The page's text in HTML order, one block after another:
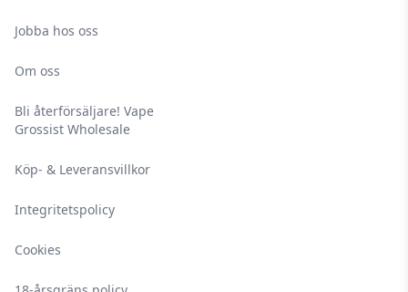
Jobba hos oss
Om oss
Bli återförsäljare! Vape
Grossist Wholesale
Köp- & Leveransvillkor
Integritetspolicy
Cookies